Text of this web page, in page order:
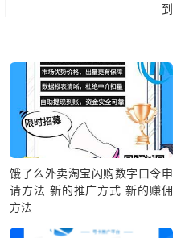
到
饿了么外卖淘宝闪购数字口令申
请方法 新的推广方式 新的赚佣
方法